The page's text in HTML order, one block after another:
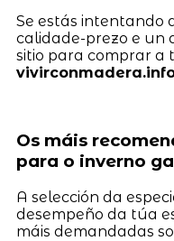
Se estás intentando
calidade-prezo e un
sitio para comprar a
Os máis
para o inverno
A selección da
desempeño da túa
máis demandadas